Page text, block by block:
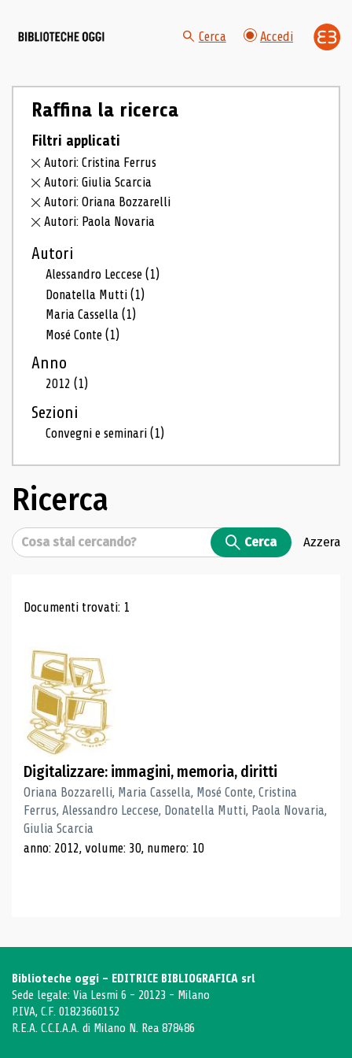
Cerca Accedi
Raffina la ricerca
Filtri applicati
Autori: Cristina Ferrus
Autori: Giulia Scarcia
Autori: Oriana Bozzarelli
Autori: Paola Novaria
Autori
Alessandro Leccese(1)
Donatella Mutti(1)
Maria Cassella(1)
Mosé Conte(1)
Anno
2012(1)
Sezioni
Convegni e seminari(1)
Ricerca
Cerca Cerca Azzera
Risultati di ricerca
Documenti trovati: 1
Digitalizzare: immagini, memoria, diritti
Oriana Bozzarelli, Maria Cassella, Mosé Conte, Cristina
Ferrus, Alessandro Leccese, Donatella Mutti, Paola Novaria,
Giulia Scarcia
anno: 2012, volume: 30, numero: 10
Biblioteche oggi - EDITRICE BIBLIOGRAFICA srl
Sede legale: Via Lesmi 6 - 20123 - Milano
P.IVA, C.F. 01823660152
R.E.A. C.C.I.A.A. di Milano N. Rea 878486